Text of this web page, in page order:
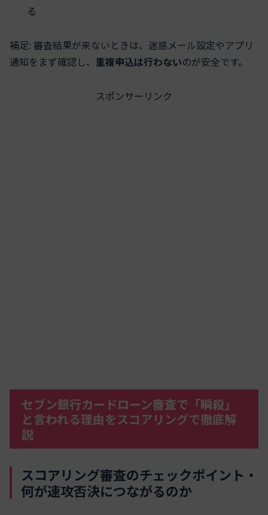
る
補足: 審査結果が来ないときは、迷惑メール設定やアプリ
通知をまず確認し、 重複申込は行わないのが安全です。
スポンサーリンク
セブン銀行カードローン審査で「瞬殺」
と言われる理由をスコアリングで徹底解
説
スコアリング審査のチェックポイント・
何が速攻否決につながるのか